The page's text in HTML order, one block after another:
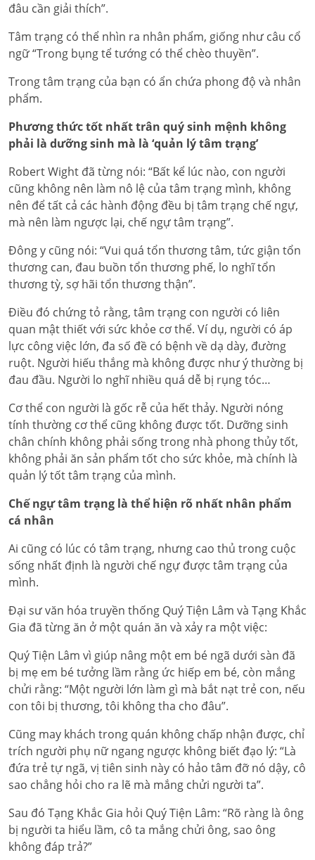
đâu cần giải thích”.
Tâm trạng có thể nhìn ra nhân phẩm, giống như câu cổ
ngữ “Trong bụng tể tướng có thể chèo thuyền”.
Trong tâm trạng của bạn có ẩn chứa phong độ và nhân
phẩm.
Phương thức tốt nhất trân quý sinh mệnh không
phải là dưỡng sinh mà là ‘quản lý tâm trạng’
Robert Wight đã từng nói: “Bất kể lúc nào, con người
cũng không nên làm nô lệ của tâm trạng mình, không
nên để tất cả các hành động đều bị tâm trạng chế ngự,
mà nên làm ngược lại, chế ngự tâm trạng”.
Đông y cũng nói: “Vui quá tổn thương tâm, tức giận tổn
thương can, đau buồn tổn thương phế, lo nghĩ tổn
thương tỳ, sợ hãi tổn thương thận”.
Điều đó chứng tỏ rằng, tâm trạng con người có liên
quan mật thiết với sức khỏe cơ thể. Ví dụ, người có áp
lực công việc lớn, đa số đề có bệnh về dạ dày, đường
ruột. Người hiếu thắng mà không được như ý thường bị
đau đầu. Người lo nghĩ nhiều quá dễ bị rụng tóc…
Cơ thể con người là gốc rễ của hết thảy. Người nóng
tính thường cơ thể cũng không được tốt. Dưỡng sinh
chân chính không phải sống trong nhà phong thủy tốt,
không phải ăn sản phẩm tốt cho sức khỏe, mà chính là
quản lý tốt tâm trạng của mình.
Chế ngự tâm trạng là thể hiện rõ nhất nhân phẩm
cá nhân
Ai cũng có lúc có tâm trạng, nhưng cao thủ trong cuộc
sống nhất định là người chế ngự được tâm trạng của
mình.
Đại sư văn hóa truyền thống Quý Tiện Lâm và Tạng Khắc
Gia đã từng ăn ở một quán ăn và xảy ra một việc:
Quý Tiện Lâm vì giúp nâng một em bé ngã dưới sàn đã
bị mẹ em bé tưởng lầm rằng ức hiếp em bé, còn mắng
chửi rằng: “Một người lớn làm gì mà bắt nạt trẻ con, nếu
con tôi bị thương, tôi không tha cho đâu”.
Cũng may khách trong quán không chấp nhận được, chỉ
trích người phụ nữ ngang ngược không biết đạo lý: “Là
đứa trẻ tự ngã, vị tiên sinh này có hảo tâm đỡ nó dậy, cô
sao chẳng hỏi cho ra lẽ mà mắng chửi người ta”.
Sau đó Tạng Khắc Gia hỏi Quý Tiện Lâm: “Rõ ràng là ông
bị người ta hiểu lầm, cô ta mắng chửi ông, sao ông
không đáp trả?”